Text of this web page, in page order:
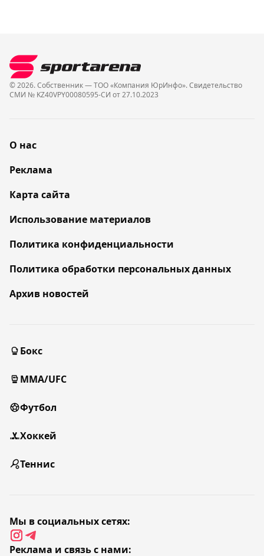
© 2026. Собственник — ТОО «Компания ЮрИнфо». Cвидетельство
СМИ № KZ40VPY00080595-СИ от 27.10.2023
О нас
Реклама
Карта сайта
Использование материалов
Политика конфиденциальности
Политика обработки персональных данных
Архив новостей
Бокс
MMA/UFC
Футбол
Хоккей
Теннис
Мы в социальных сетях:
Реклама и связь с нами: